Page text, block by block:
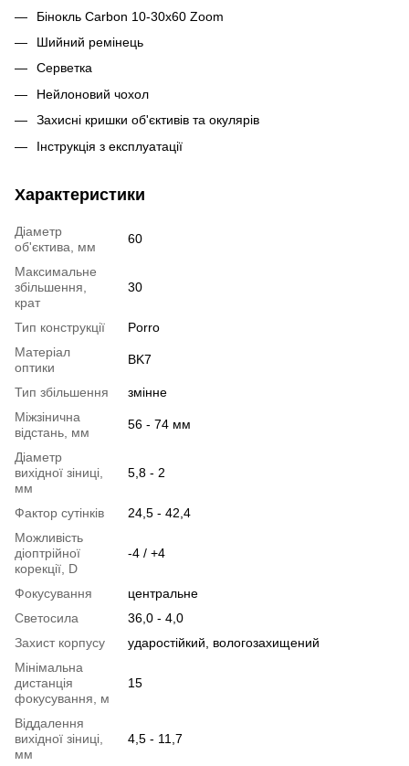
Бінокль Carbon 10-30x60 Zoom
Шийний ремінець
Серветка
Нейлоновий чохол
Захисні кришки об'єктивів та окулярів
Інструкція з експлуатації
Характеристики
Діаметр
об'єктива, мм
60
Максимальне
збільшення,
крат
30
Тип конструкції
Porro
Матеріал
оптики
BK7
Тип збільшення
змінне
Міжзінична
відстань, мм
56 - 74 мм
Діаметр
вихідної зіниці,
мм
5,8 - 2
Фактор сутінків
24,5 - 42,4
Можливість
діоптрійної
корекції, D
-4 / +4
Фокусування
центральне
Светосила
36,0 - 4,0
Захист корпусу
ударостійкий, вологозахищений
Мінімальна
дистанція
фокусування, м
15
Віддалення
вихідної зіниці,
мм
4,5 - 11,7